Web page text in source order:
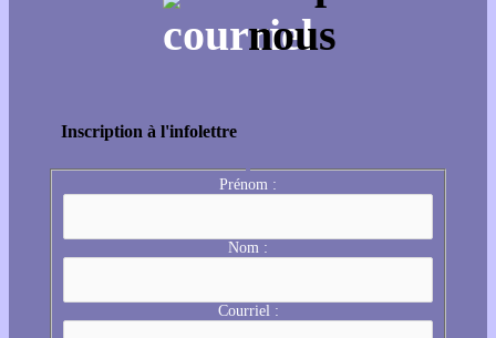
Inscription à l'infolettre
Prénom :
Nom :
Courriel :